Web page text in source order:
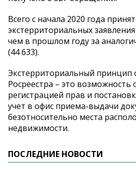
Всего с начала 2020 года
экстерриториальных
чем в прошлом году за
(44 633).
Экстерриториальный принцип
Росреестра – это возможность
регистрацией прав и
учет в офис приема-выдачи
безотносительно места
недвижимости.
ПОСЛЕДНИЕ НОВОСТИ